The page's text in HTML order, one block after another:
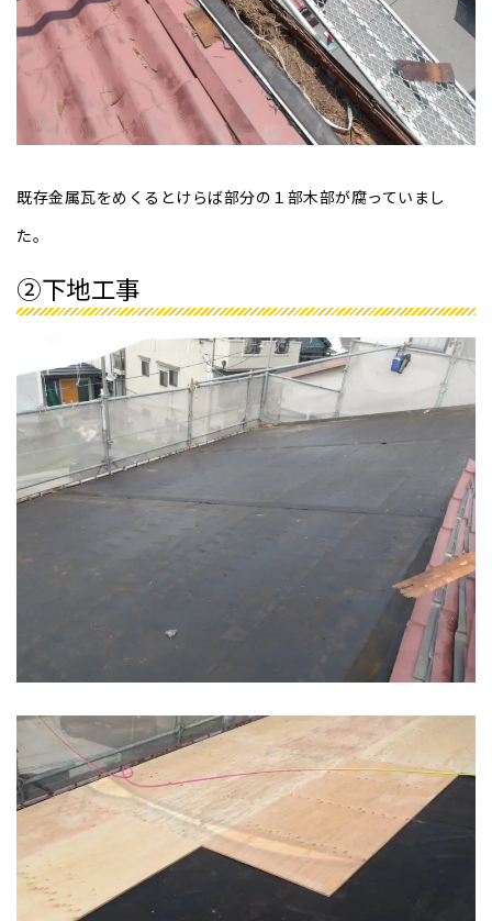
既存金属瓦をめくるとけらば部分の１部木部が腐っていまし
た。
②下地工事